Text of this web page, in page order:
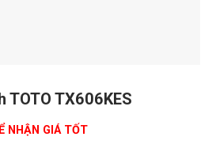
TOTO TX606KES
NHẬN GIÁ TỐT